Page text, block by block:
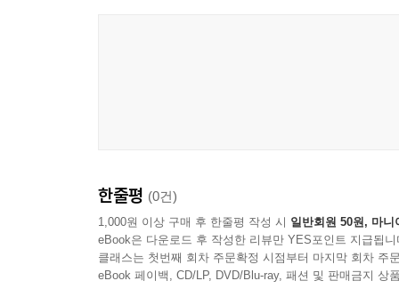
한줄평 (0건)
1,000원 이상 구매 후 한줄평 작성 시 일반회원 50원, 마니
eBook은 다운로드 후 작성한 리뷰만 YES포인트 지급됩니
클래스는 첫번째 회차 주문확정 시점부터 마지막 회차 주
eBook 페이백, CD/LP, DVD/Blu-ray, 패션 및 판매금지 상